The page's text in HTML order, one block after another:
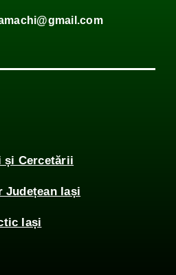
și Cercetării
Județean Iași
Iași